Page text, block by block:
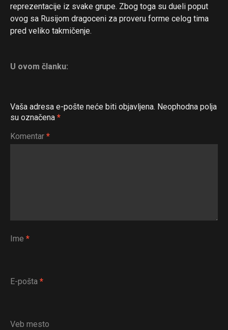
reprezentacije iz svake grupe. Zbog toga su dueli poput
ovog sa Rusijom dragoceni za proveru forme celog tima
pred veliko takmičenje.
U ovom članku:
Vaša adresa e-pošte neće biti objavljena. Neophodna polja
su označena *
Komentar *
Ime *
E-pošta *
Veb mesto